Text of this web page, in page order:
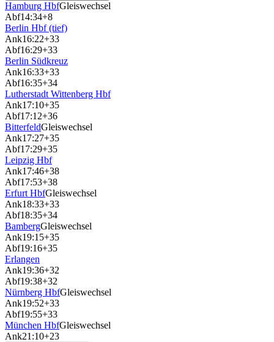
Hamburg HbfGleiswechsel
Abf14:34+8
Berlin Hbf (tief)
Ank16:22+33
Abf16:29+33
Berlin Südkreuz
Ank16:33+33
Abf16:35+34
Lutherstadt Wittenberg Hbf
Ank17:10+35
Abf17:12+36
BitterfeldGleiswechsel
Ank17:27+35
Abf17:29+35
Leipzig Hbf
Ank17:46+38
Abf17:53+38
Erfurt HbfGleiswechsel
Ank18:33+33
Abf18:35+34
BambergGleiswechsel
Ank19:15+35
Abf19:16+35
Erlangen
Ank19:36+32
Abf19:38+32
Nürnberg HbfGleiswechsel
Ank19:52+33
Abf19:55+33
München HbfGleiswechsel
Ank21:10+23